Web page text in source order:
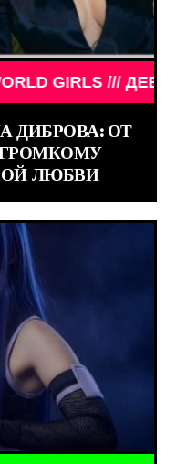
ДЕВУШКИ
ДИБРОВА: ОТ
ЛЮБВИ